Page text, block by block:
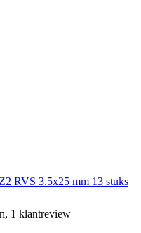
RVS 3.5x25 mm 13 stuks
1 klantreview